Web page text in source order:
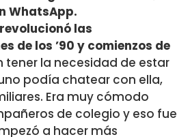
WhatsApp.
las
de los ’90 y comienzos de
tener la necesidad de estar
podía chatear con ella,
Era muy cómodo
de colegio y eso fue
a hacer más